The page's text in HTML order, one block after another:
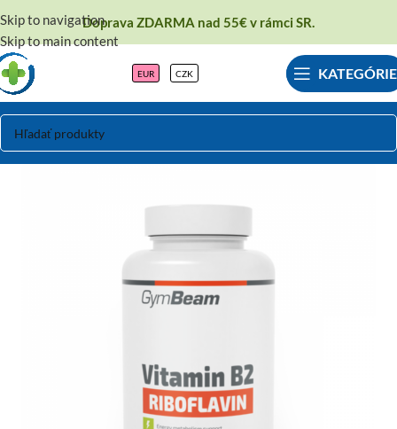
Skip to navigation
Skip to main content
Doprava ZDARMA nad 55€ v rámci SR.
EUR CZK KATEGÓRIE